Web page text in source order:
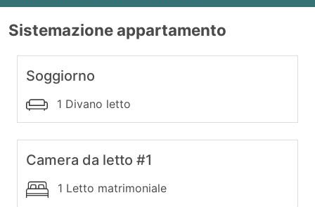
Sistemazione appartamento
Soggiorno
1 Divano letto
Camera da letto #1
1 Letto matrimoniale